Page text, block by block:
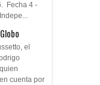
Fecha 4 -
el
cuenta por